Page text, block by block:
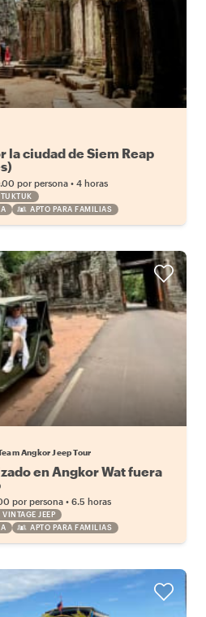
la ciudad de Siem Reap
por persona • 4 horas
TUKTUK
APTO PARA FAMILIAS
Angkor Jeep Tour
en Angkor Wat fuera
por persona • 6.5 horas
VINTAGE JEEP
APTO PARA FAMILIAS